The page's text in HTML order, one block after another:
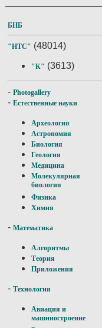
БНБ
"НТС" (48014)
"К" (3613)
- Photogallery
- Естественные науки
Археология
Астрономия
Биология
Геология
Медицина
Молекулярная
биология
Физика
Химия
- Математика
Алгоритмы
Теория
Приложения
- Технология
Авиация и
машиностроение